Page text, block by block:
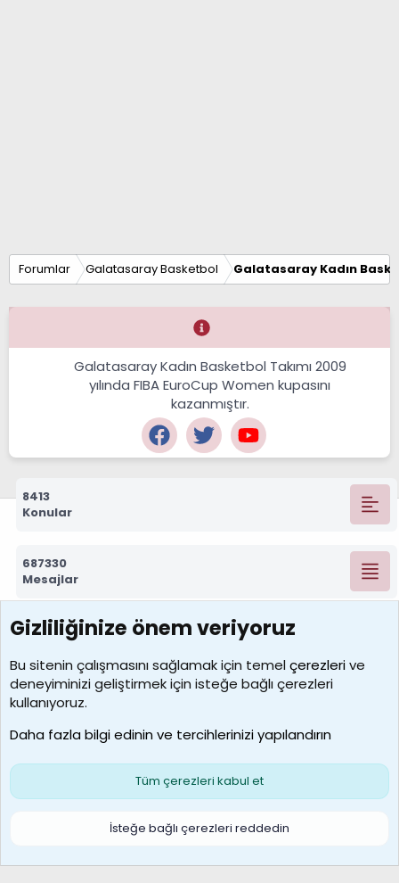
Forumlar Galatasaray Basketbol Galatasaray Kadın
Galatasaray Kadın Basketbol Takımı 2009
yılında FIBA EuroCup Women kupasını
kazanmıştır.
8413
Konular
687330
Mesajlar
7390
Kullanıcılar
MosesBrownHayranı
Son üye
Çerezler
S
Gizliliğinize önem veriyoruz
Bu sitenin çalışmasını sağlamak için temelçerezlerive
deneyiminizi geliştirmek için isteğe bağlı çerezleri
kullanıyoruz.
Daha fazla bilgi edinin ve tercihlerinizi yapılandırın
Tüm çerezleri kabul et
İsteğe bağlı çerezleri reddedin